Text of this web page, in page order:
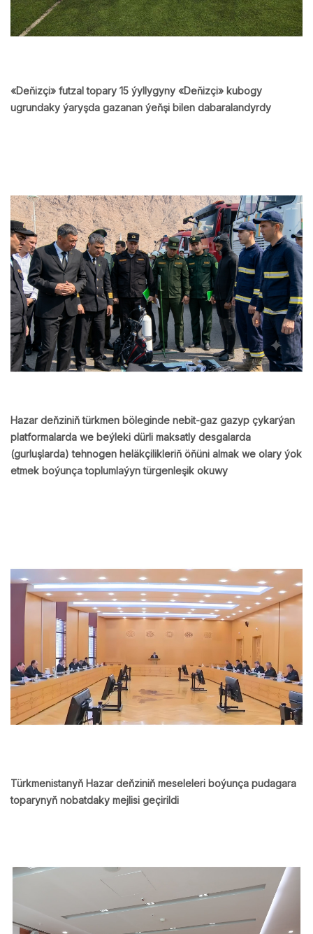
«Deňizçi» futzal topary 15 ýyllygyny «Deňizçi» kubogy
ugrundaky ýaryşda gazanan ýeňşi bilen dabaralandyrdy
Hazar deňziniň türkmen böleginde nebit-gaz gazyp çykarýan
platformalarda we beýleki dürli maksatly desgalarda
(gurluşlarda) tehnogen heläkçilikleriň öňüni almak we olary ýok
etmek boýunça toplumlaýyn türgenleşik okuwy
Türkmenistanyň Hazar deňziniň meseleleri boýunça pudagara
toparynyň nobatdaky mejlisi geçirildi